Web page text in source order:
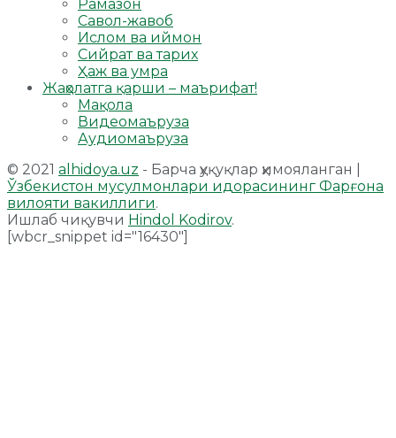
Рамазон
Савол-жавоб
Ислом ва иймон
Сийрат ва тарих
Ҳаж ва умра
Жаҳолатга қарши – маърифат!
Мақола
Видеомаъруза
Аудиомаъруза
© 2021 alhidoya.uz - Барча ҳуқуқлар ҳимояланган |
Ўзбекистон мусулмонлари идорасининг Фарғона
вилояти вакиллиги.
Ишлаб чиқувчи Hindol Kodirov.
[wbcr_snippet id="16430"]